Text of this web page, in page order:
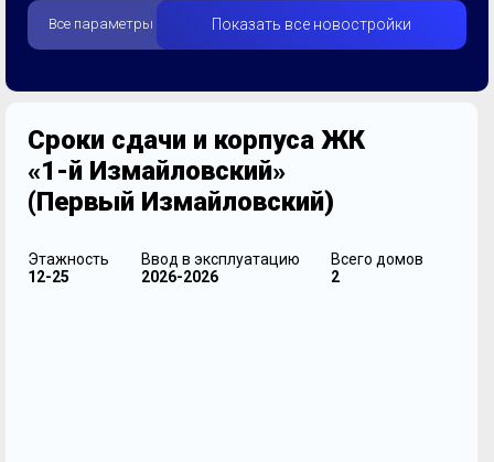
Все параметры Показать все новостройки
Сроки сдачи и корпуса ЖК
«1-й Измайловский»
(Первый Измайловский)
Этажность
12-25
Ввод в эксплуатацию
2026-2026
Всего домов
2